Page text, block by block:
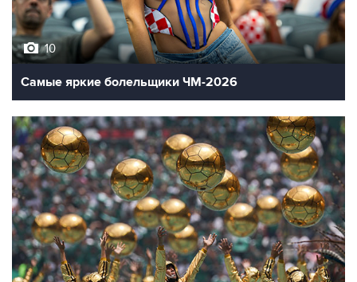
10
Самые яркие болельщики ЧМ-2026